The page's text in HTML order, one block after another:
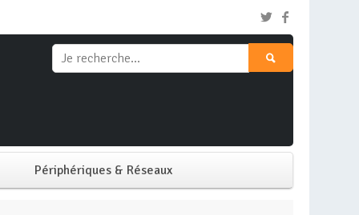
Périphériques & Réseaux